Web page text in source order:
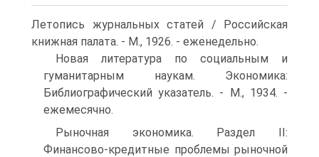
Летопись журнальных статей / Российская
книжная палата. - М., 1926. - еженедельно.
Новая литература по социальным и
гуманитарным наукам. Экономика:
Библиографический указатель. - М., 1934. -
ежемесячно.
Рыночная экономика. Раздел II:
Финансово-кредитные проблемы рыночной